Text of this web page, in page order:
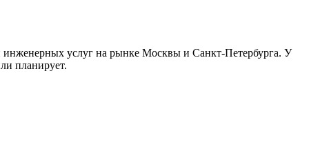
инженерных услуг на рынке Москвы и Санкт-Петербурга. У
планирует.